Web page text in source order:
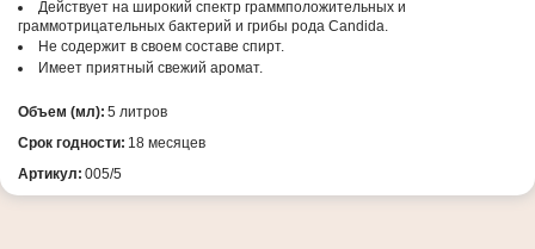
Действует на широкий спектр граммположительных и
граммотрицательных бактерий и грибы рода Candida.
Не содержит в своем составе спирт.
Имеет приятный свежий аромат.
Объем (мл): 5 литров
Срок годности: 18 месяцев
Артикул: 005/5